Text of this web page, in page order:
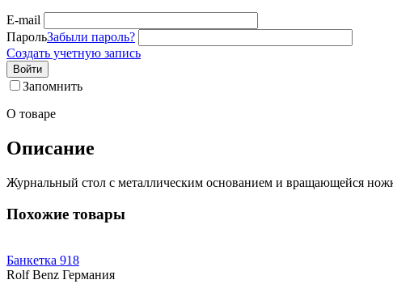
E-mail
ПарольЗабыли пароль?
Создать учетную запись
Войти
Запомнить
О товаре
Описание
Журнальный стол с металлическим основанием и вращающейся
Похожие товары
Банкетка 918
Rolf Benz Германия